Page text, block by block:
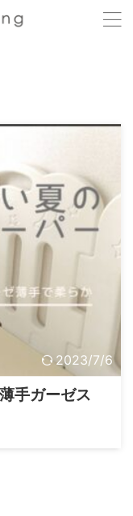
2023/7/6
手ガーゼス